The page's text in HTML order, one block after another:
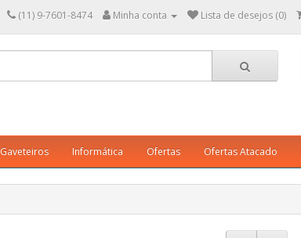
(11) 9-7601-8474 Minha conta Lista de desejos (0)
Gaveteiros Informática Ofertas Ofertas Atacado